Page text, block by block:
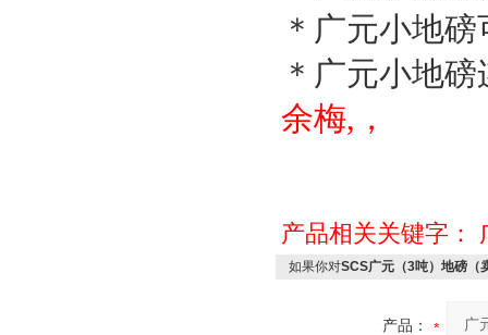
＊广元小地
＊广元小地磅
余梅,，
产品相关关键字：
如果你对SCS广元（3吨）地磅（
产品：